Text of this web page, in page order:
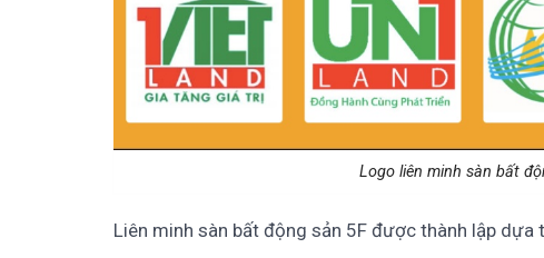
Logo liên minh sàn bất
Liên minh sàn bất động sản 5F được thành lập dựa